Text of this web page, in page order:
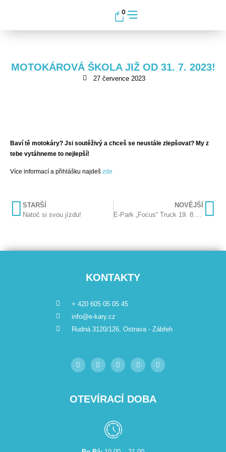
0
MOTOKÁROVÁ ŠKOLA JIŽ OD 31. 7. 2023!
27 července 2023
Baví tě motokáry? Jsi soutěživý a chceš se neustále zlepšovat? My z
tebe vytáhneme to nejlepší!
Více informací a přihlášku najdeš zde
STARŠÍ
Natoč si svou jízdu!
NOVĚJŠÍ
E-Park „Focus“ Truck 19. 8. 2023
KONTAKTY
+ 420 605 05 05 45
info@e-kary.cz
Rudná 3120/126, Ostrava - Zábřeh
OTEVÍRACÍ DOBA